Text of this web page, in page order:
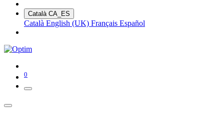
Català CA_ES
Català English (UK) Français Español
0